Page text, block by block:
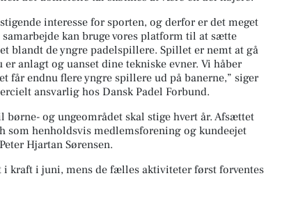
interesse for sporten, og derfor er det meget
kan bruge vores platform til at sætte
blandt de yngre padelspillere. Spillet er nemt at gå
anlagt og uanset dine tekniske evner. Vi håber
får endnu flere yngre spillere ud på banerne,” siger
ansvarlig hos Dansk Padel Forbund.
børne- og ungeområdet skal stige hvert år. Afsættet
som henholdsvis medlemsforening og kundeejet
Hjartan Sørensen.
kraft i juni, mens de fælles aktiviteter først forventes